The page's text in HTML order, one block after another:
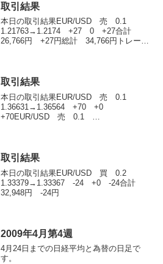
取引結果
本日の取引結果EUR/USD 売 0.1
1.21763→1.2174 +27 0 +27合計
26,766円 +27円総計 34,766円トレード
取引結果
本日の取引結果EUR/USD 売 0.1
1.36631→1.36564 +70 +0
+70EUR/USD 売 0.1
取引結果
本日の取引結果EUR/USD 買 0.2
1.33379→1.33367 -24 +0 -24合計
32,948円 -24円
2009年4月第4週
4月24日までの日経平均と為替の日足で
す。